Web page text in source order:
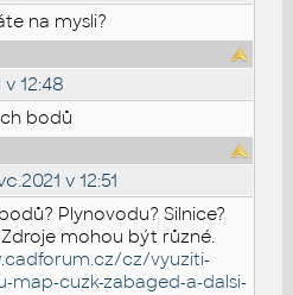
na mysli?
12:48
bodů
v 12:51
Plynovodu? Silnice?
mohou být různé.
cz/vyuziti-
map-cuzk-zabaged-a-dalsi-